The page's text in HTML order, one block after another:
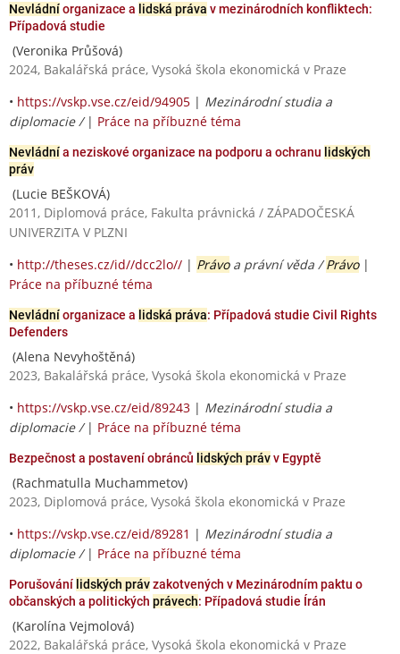
Nevládníorganizace a lidská práva v mezinárodních konfliktech:
Případová studie
(Veronika Průšová)
2024, Bakalářská práce, Vysoká škola ekonomická v Praze
• https://vskp.vse.cz/eid/94905 | Mezinárodní studia a
diplomacie / | Práce na příbuzné téma
Nevládnía neziskové organizace na podporu a ochranu lidských
práv
(Lucie BEŠKOVÁ)
2011, Diplomová práce, Fakulta právnická / ZÁPADOČESKÁ
UNIVERZITA V PLZNI
• http://theses.cz/id//dcc2lo// | Právoa právní věda /Právo|
Práce na příbuzné téma
Nevládníorganizace a lidská práva: Případová studie Civil Rights
Defenders
(Alena Nevyhoštěná)
2023, Bakalářská práce, Vysoká škola ekonomická v Praze
• https://vskp.vse.cz/eid/89243 | Mezinárodní studia a
diplomacie / | Práce na příbuzné téma
Bezpečnost a postavení obránců lidských právv Egyptě
(Rachmatulla Muchammetov)
2023, Diplomová práce, Vysoká škola ekonomická v Praze
• https://vskp.vse.cz/eid/89281 | Mezinárodní studia a
diplomacie / | Práce na příbuzné téma
Porušování lidských právzakotvených v Mezinárodním paktu o
občanských a politických právech: Případová studie Írán
(Karolína Vejmolová)
2022, Bakalářská práce, Vysoká škola ekonomická v Praze